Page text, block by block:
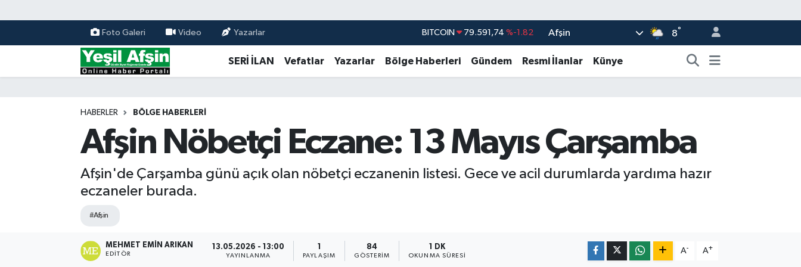
Foto Galeri Video Yazarlar BITCOIN 79.591,74 %-1.82
EURO 53,38690 %0.19
BİST100 14.598,00 %0
Afşin 8°
SERİ İLAN Vefatlar Yazarlar Bölge Haberleri Gündem Resmi İlanlar Künye
HABERLER BÖLGE HABERLERI
Afşin Nöbetçi Eczane: 13 Mayıs Çarşamba
Afşin'de Çarşamba günü açık olan nöbetçi eczanenin listesi. Gece ve acil durumlarda yardıma hazır
eczaneler burada.
#Afşin
MEHMET EMIN ARIKAN
EDITÖR
13.05.2026 - 13:00
YAYINLANMA
1
PAYLAŞIM
84
GÖSTERIM
1 DK
OKUNMA SÜRESI
A- A+
Vefatlar
Kahramanmaraş Nöbetçi Eczaneler
Kahramanmaraş Hava Durumu
Kahramanmaraş Namaz Vakitleri
Kahramanmaraş Trafik Yoğunluk Haritası
Süper Lig Puan Durumu ve Fikstür
Tüm Manşetler
Haber Arşivi